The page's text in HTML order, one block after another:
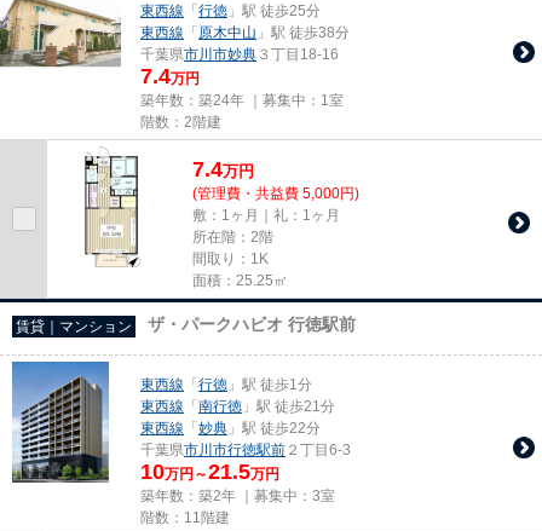
東西線 「行徳 」駅 徒歩25分
東西線 「原木中山 」駅 徒歩38分
千葉県市川市妙典 ３丁目18-16
7.4万円
築年数：築24年 ｜募集中： 1室
階数：2階建
7.4万円
(管理費・共益費 5,000円)
敷：1ヶ月｜礼：1ヶ月
所在階：2階
間取り：1K
面積：25.25㎡
賃貸｜マンション ザ・パークハビオ 行徳駅前
東西線 「行徳 」駅 徒歩1分
東西線 「南行徳 」駅 徒歩21分
東西線 「妙典 」駅 徒歩22分
千葉県市川市行徳駅前 ２丁目6-3
10万円～21.5万円
築年数：築2年 ｜募集中： 3室
階数：11階建